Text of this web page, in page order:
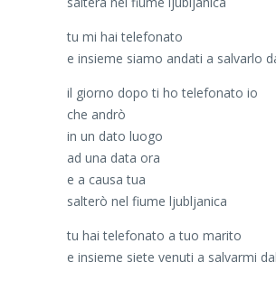
tu mi hai telefonato
e insieme siamo andati a salvarlo
il giorno dopo ti ho telefonato io
che andrò
in un dato luogo
ad una data ora
e a causa tua
salterò nel fiume ljubljanica
tu hai telefonato a tuo marito
e insieme siete venuti a salvarmi